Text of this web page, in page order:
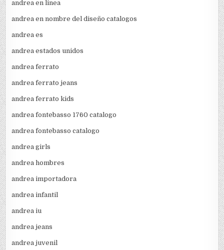
andrea en linea
andrea en nombre del diseño catalogos
andrea es
andrea estados unidos
andrea ferrato
andrea ferrato jeans
andrea ferrato kids
andrea fontebasso 1760 catalogo
andrea fontebasso catalogo
andrea girls
andrea hombres
andrea importadora
andrea infantil
andrea iu
andrea jeans
andrea juvenil